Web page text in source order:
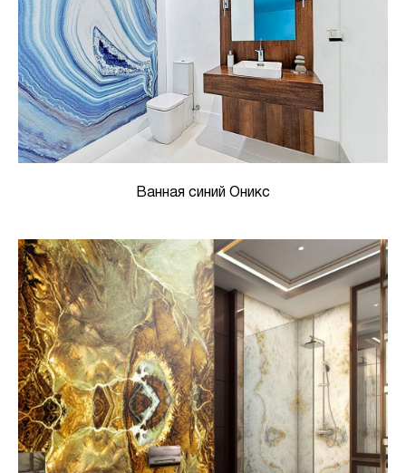
Ванная синий Оникс